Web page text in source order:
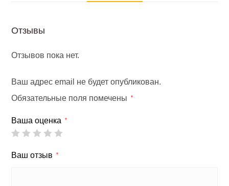
Отзывы
Отзывов пока нет.
Ваш адрес email не будет опубликован.
Обязательные поля помечены
*
Ваша оценка *
Ваш отзыв *